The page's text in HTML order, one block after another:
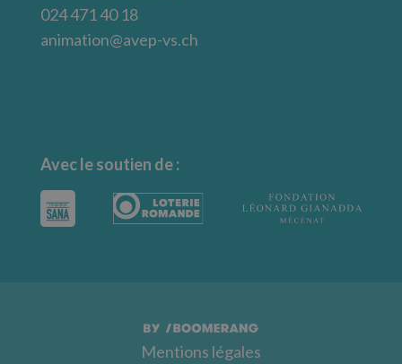
024 471 40 18
animation@avep-vs.ch
Avec le soutien de :
Mentions légales